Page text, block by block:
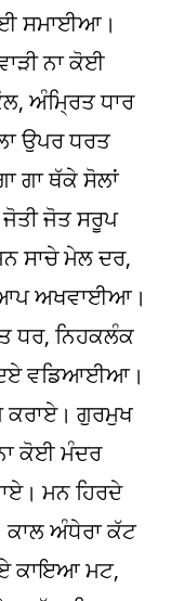
ਸਮਾਈਆ।
ਨਾ ਕੋਈ
ਅੰਮ੍ਰਿਤ ਧਾਰ
ਉਪਰ ਧਰਤ
ਗਾ ਥੱਕੇ ਸੋਲਾਂ
ਜੋਤ ਸਰੂਪ
ਸਾਚੇ ਮੇਲ ਦਰ,
ਆਪ ਅਖਵਾਈਆ।
ਧਰ, ਨਿਹਕਲੰਕ
ਦਏ ਵਡਿਆਈਆ।
ਕਰਾਏ। ਗੁਰਮੁਖ
ਕੋਈ ਮੰਦਰ
ਮਨ ਹਿਰਦੇ
ਕਾਲ ਅੰਧੇਰਾ ਕੱਟ
ਕਾਇਆ ਮਟ,